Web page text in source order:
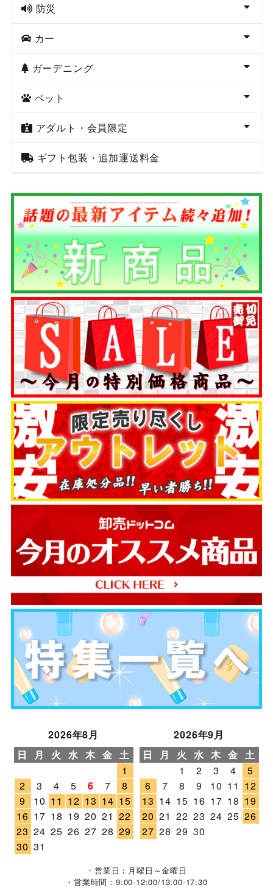
防災
カー
ガーデニング
ペット
アダルト・会員限定
ギフト包装・追加運送料金
2026年8月
日
月 火 水 木 金 土
1
2
3 4 5 6 7
8
9
10 11 12 13 14 15
16 17 18 19 20 21 22
23 24 25 26 27 28 29
30 31
2026年9月
日
月 火 水 木 金 土
1
2 3 4
5
6
7 8 9 10 11 12
13 14 15 16 17 18 19
20 21 22 23 24 25 26
27 28 29 30
・営業日：月曜日～金曜日
・営業時間：9:00-12:00/13:00-17:30